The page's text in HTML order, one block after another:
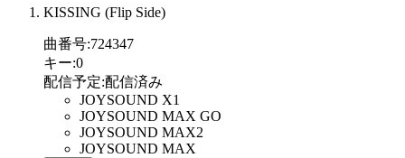
KISSING (Flip Side)
曲番号:724347
キー:0
配信予定:配信済み
JOYSOUND X1
JOYSOUND MAX GO
JOYSOUND MAX2
JOYSOUND MAX